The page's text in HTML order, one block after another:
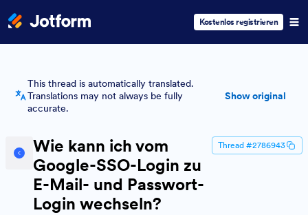
Kostenlos registrieren
This thread is automatically translated.
Translations may not always be fully
accurate.
Show original
Wie kann ich vom
Google-SSO-Login zu
E-Mail- und Passwort-
Login wechseln?
Thread #2786943